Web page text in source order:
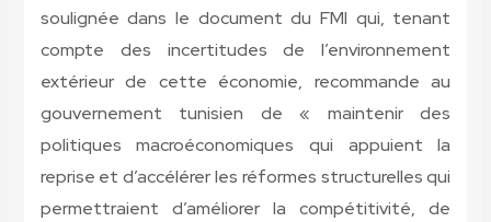
soulignée dans le document du FMI qui, tenant
compte des incertitudes de l’environnement
extérieur de cette économie, recommande au
gouvernement tunisien de « maintenir des
politiques macroéconomiques qui appuient la
reprise et d’accélérer les réformes structurelles qui
permettraient d’améliorer la compétitivité, de